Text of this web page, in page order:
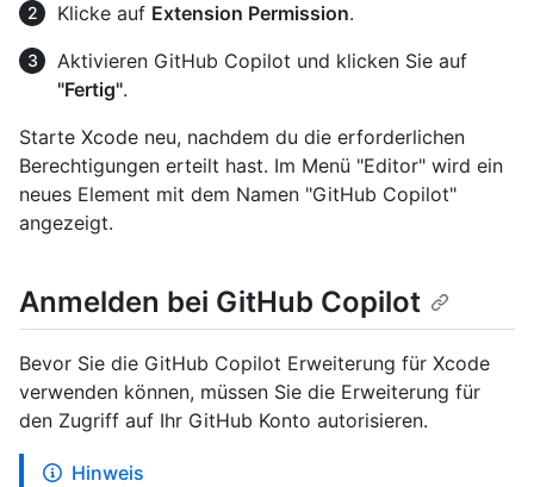
Klicke auf Extension Permission.
Aktivieren GitHub Copilot und klicken Sie auf
"Fertig".
Starte Xcode neu, nachdem du die erforderlichen
Berechtigungen erteilt hast. Im Menü "Editor" wird ein
neues Element mit dem Namen "GitHub Copilot"
angezeigt.
Anmelden bei GitHub Copilot
Bevor Sie die GitHub Copilot Erweiterung für Xcode
verwenden können, müssen Sie die Erweiterung für
den Zugriff auf Ihr GitHub Konto autorisieren.
Hinweis